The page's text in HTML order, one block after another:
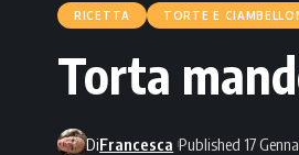
RICETTA TORTE E
Torta
DiFrancesca Published 17